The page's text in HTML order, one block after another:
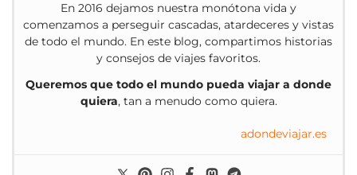
En 2016 dejamos nuestra monótona vida y
comenzamos a perseguir cascadas, atardeceres y vistas
de todo el mundo. En este blog, compartimos historias
y consejos de viajes favoritos.
Queremos que todo el mundo pueda viajar a donde
quiera, tan a menudo como quiera.
adondeviajar.es